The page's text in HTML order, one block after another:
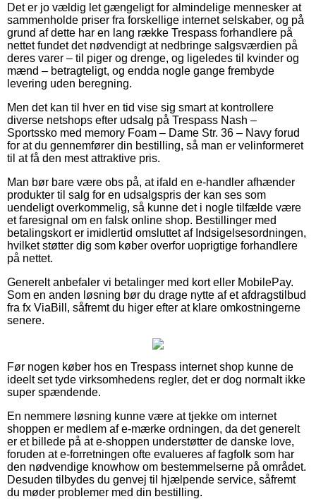
Det er jo vældig let gængeligt for almindelige mennesker at
sammenholde priser fra forskellige internet selskaber, og på
grund af dette har en lang række Trespass forhandlere på
nettet fundet det nødvendigt at nedbringe salgsværdien på
deres varer – til piger og drenge, og ligeledes til kvinder og
mænd – betragteligt, og endda nogle gange frembyde
levering uden beregning.
Men det kan til hver en tid vise sig smart at kontrollere
diverse netshops efter udsalg på Trespass Nash –
Sportssko med memory Foam – Dame Str. 36 – Navy forud
for at du gennemfører din bestilling, så man er velinformeret
til at få den mest attraktive pris.
Man bør bare være obs på, at ifald en e-handler afhænder
produkter til salg for en udsalgspris der kan ses som
uendeligt overkommelig, så kunne det i nogle tilfælde være
et faresignal om en falsk online shop. Bestillinger med
betalingskort er imidlertid omsluttet af Indsigelsesordningen,
hvilket støtter dig som køber overfor uoprigtige forhandlere
på nettet.
Generelt anbefaler vi betalinger med kort eller MobilePay.
Som en anden løsning bør du drage nytte af et afdragstilbud
fra fx ViaBill, såfremt du higer efter at klare omkostningerne
senere.
Før nogen køber hos en Trespass internet shop kunne de
ideelt set tyde virksomhedens regler, det er dog normalt ikke
super spændende.
En nemmere løsning kunne være at tjekke om internet
shoppen er medlem af e-mærke ordningen, da det generelt
er et billede på at e-shoppen understøtter de danske love,
foruden at e-forretningen ofte evalueres af fagfolk som har
den nødvendige knowhow om bestemmelserne på området.
Desuden tilbydes du genvej til hjælpende service, såfremt
du møder problemer med din bestilling.